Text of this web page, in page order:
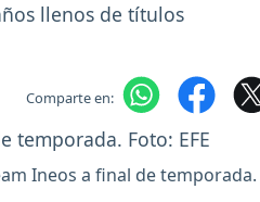
llenos de títulos
Comparte en:
Ineos a final de temporada.